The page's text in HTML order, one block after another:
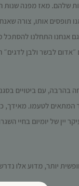
שלהם. מאז מפנה
תופסים אותו, צורה
אנחנו התחלנו
לבשר ולבן
בהרבה, עם ביטויים
המתאים לטעמו. מאידך,
יין של יומיום בחיי
יותר, מדוע אלו